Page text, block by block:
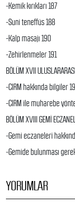
-Kemik kırıkları 187
-Suni teneffüs 188
-Kalp masajı 190
-Zehirlenmeler 191
BÖLÜM XVII
-CIRM hakkında bilgiler
-CIRM ile muharebe
BÖLÜM XVIII GEMİ
-Gemi eczaneleri
-Gemide bulunması
YORUMLAR